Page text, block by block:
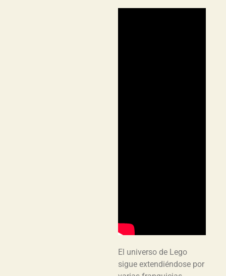
El universo de Lego
sigue extendiéndose por